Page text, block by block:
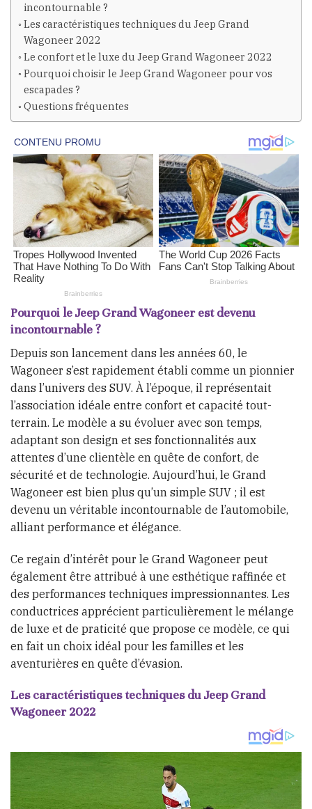
incontournable ?
Les caractéristiques techniques du Jeep Grand
Wagoneer 2022
Le confort et le luxe du Jeep Grand Wagoneer 2022
Pourquoi choisir le Jeep Grand Wagoneer pour vos
escapades ?
Questions fréquentes
Pourquoi le Jeep Grand Wagoneer est devenu
incontournable ?
Depuis son lancement dans les années 60, le
Wagoneer s’est rapidement établi comme un pionnier
dans l’univers des SUV. À l’époque, il représentait
l’association idéale entre confort et capacité tout-
terrain. Le modèle a su évoluer avec son temps,
adaptant son design et ses fonctionnalités aux
attentes d’une clientèle en quête de confort, de
sécurité et de technologie. Aujourd’hui, le Grand
Wagoneer est bien plus qu’un simple SUV ; il est
devenu un véritable incontournable de l’automobile,
alliant performance et élégance.
Ce regain d’intérêt pour le Grand Wagoneer peut
également être attribué à une esthétique raffinée et
des performances techniques impressionnantes. Les
conductrices apprécient particulièrement le mélange
de luxe et de praticité que propose ce modèle, ce qui
en fait un choix idéal pour les familles et les
aventurières en quête d’évasion.
Les caractéristiques techniques du Jeep Grand
Wagoneer 2022